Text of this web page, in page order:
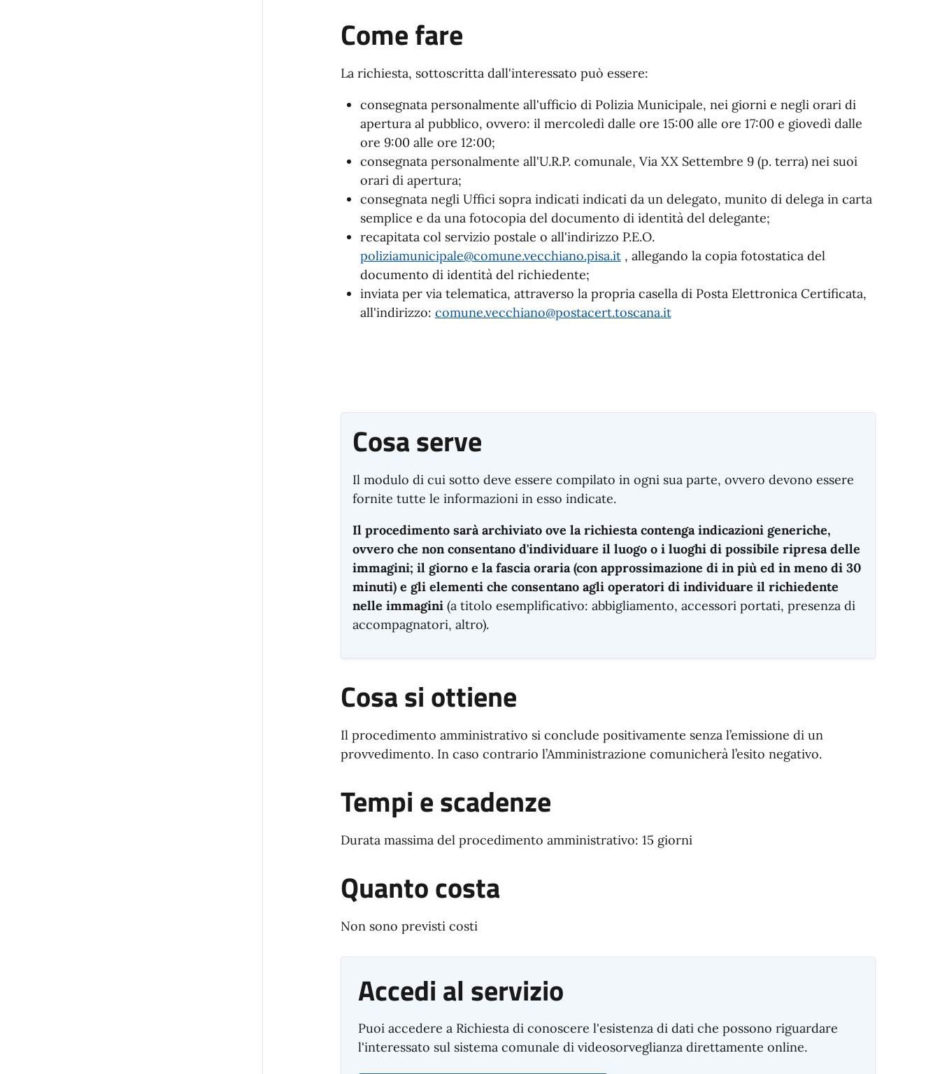
Come fare
La richiesta, sottoscritta dall'interessato può essere:
consegnata personalmente all'ufficio di Polizia Municipale, nei giorni e negli orari di
apertura al pubblico, ovvero: il mercoledì dalle ore 15:00 alle ore 17:00 e giovedì dalle
ore 9:00 alle ore 12:00;
consegnata personalmente all'U.R.P. comunale, Via XX Settembre 9 (p. terra) nei suoi
orari di apertura;
consegnata negli Uffici sopra indicati indicati da un delegato, munito di delega in carta
semplice e da una fotocopia del documento di identità del delegante;
recapitata col servizio postale o all'indirizzo P.E.O.
poliziamunicipale@comune.vecchiano.pisa.it , allegando la copia fotostatica del
documento di identità del richiedente;
inviata per via telematica, attraverso la propria casella di Posta Elettronica Certificata,
all'indirizzo: comune.vecchiano@postacert.toscana.it
Cosa serve
Il modulo di cui sotto deve essere compilato in ogni sua parte, ovvero devono essere
fornite tutte le informazioni in esso indicate.
Il procedimento sarà archiviato ove la richiesta contenga indicazioni generiche,
ovvero che non consentano d'individuare il luogo o i luoghi di possibile ripresa delle
immagini; il giorno e la fascia oraria (con approssimazione di in più ed in meno di 30
minuti) e gli elementi che consentano agli operatori di individuare il richiedente
nelle immagini (a titolo esemplificativo: abbigliamento, accessori portati, presenza di
accompagnatori, altro).
Cosa si ottiene
Il procedimento amministrativo si conclude positivamente senza l’emissione di un
provvedimento. In caso contrario l’Amministrazione comunicherà l’esito negativo.
Tempi e scadenze
Durata massima del procedimento amministrativo: 15 giorni
Quanto costa
Non sono previsti costi
Accedi al servizio
Puoi accedere a Richiesta di conoscere l'esistenza di dati che possono riguardare
l'interessato sul sistema comunale di videosorveglianza direttamente online.